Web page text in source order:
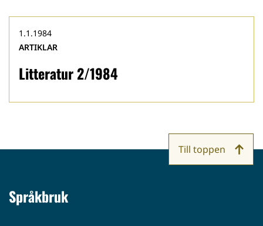
Litteratur 2/1984
1.1.1984
ARTIKLAR
Språkbruk
Till toppen